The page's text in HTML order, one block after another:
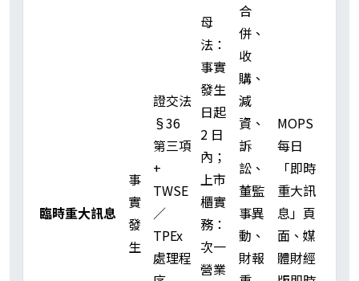
臨時重大訊息
事
實
發
生
證交法
§36
第三項
+
TWSE
／
TPEx
處理程
母
法：
事實
發生
日起
2 日
內；
上市
櫃實
務：
次一
營業
合
併、
收
購、
減
資、
訴
訟、
董監
事異
動、
財報
MOPS
每日
「即時
重大訊
息」頁
面、媒
體財經